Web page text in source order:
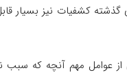
گذشته کشفیات نیز بسیار
عوامل مهم آنچه که سبب نه